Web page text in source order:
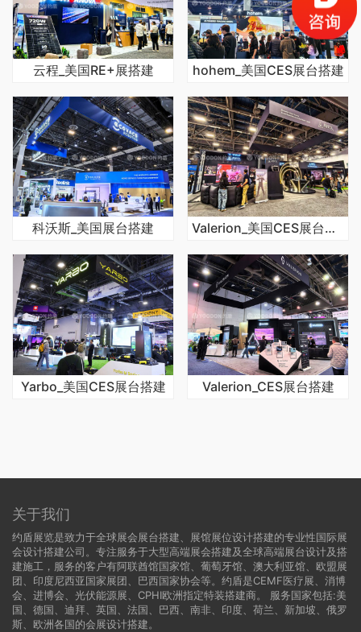
云程_美国RE+展搭建 hohem_美国CES展台搭建
科沃斯_美国展台搭建 Valerion_美国CES展台搭建
Yarbo_美国CES展台搭建 Valerion_CES展台搭建
关于我们
约盾展览是致力于全球展会展台搭建、展馆展位设计搭建的专业性国际展
会设计搭建公司。专注服务于大型高端展会搭建及全球高端展台设计及搭
建施工，服务的客户有阿联酋馆国家馆、葡萄牙馆、澳大利亚馆、欧盟展
团、印度尼西亚国家展团、巴西国家协会等。约盾是CEMF医疗展、消博
会、进博会、光伏能源展、CPHI欧洲指定特装搭建商。 服务国家包括:美
国
德国 、迪拜、英国、法国、巴西、南非、印度、荷兰、新加坡、俄罗
斯、欧洲各国的会展设计搭建。